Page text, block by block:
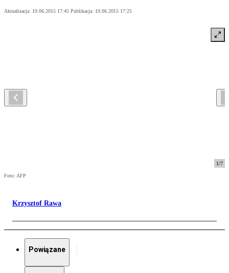
Aktualizacja: 19.06.2015 17:45 Publikacja: 19.06.2015 17:25
1/7
Foto: AFP
Krzysztof Rawa
Powiązane